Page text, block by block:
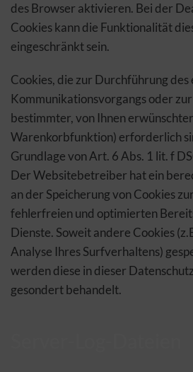
des Browser aktivieren. Bei der
Cookies kann die Funktionalität
eingeschränkt sein.
Cookies, die zur Durchführung
Kommunikationsvorgangs oder
bestimmter, von Ihnen
Warenkorbfunktion) erforderlich
Grundlage von Art. 6 Abs. 1 lit. f
Der Websitebetreiber hat ein
an der Speicherung von Cookies
fehlerfreien und optimierten
Dienste. Soweit andere Cookies
Analyse Ihres Surfverhaltens)
werden diese in dieser
gesondert behandelt.